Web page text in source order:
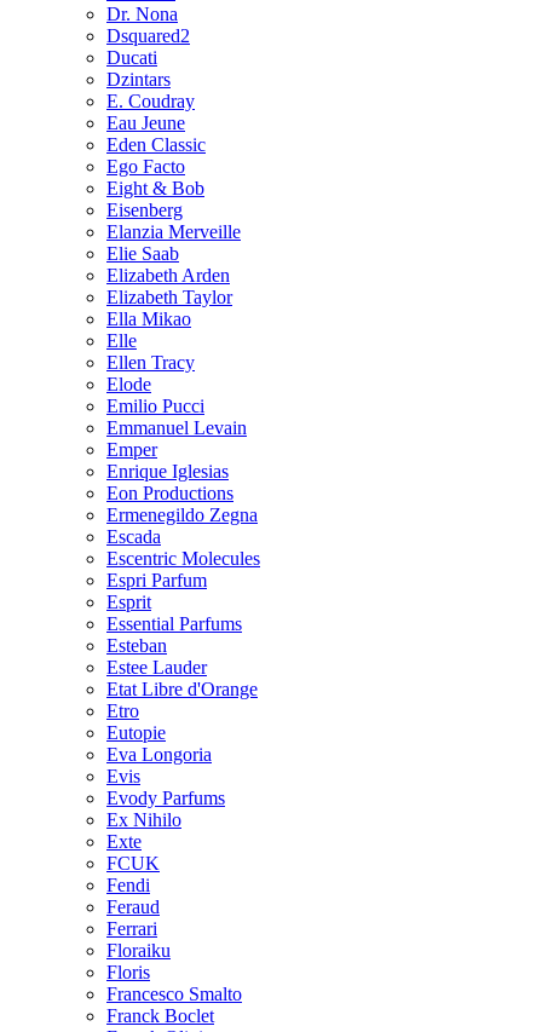
Dr. Nona
Dsquared2
Ducati
Dzintars
E. Coudray
Eau Jeune
Eden Classic
Ego Facto
Eight & Bob
Eisenberg
Elanzia Merveille
Elie Saab
Elizabeth Arden
Elizabeth Taylor
Ella Mikao
Elle
Ellen Tracy
Elode
Emilio Pucci
Emmanuel Levain
Emper
Enrique Iglesias
Eon Productions
Ermenegildo Zegna
Escada
Escentric Molecules
Espri Parfum
Esprit
Essential Parfums
Esteban
Estee Lauder
Etat Libre d'Orange
Etro
Eutopie
Eva Longoria
Evis
Evody Parfums
Ex Nihilo
Exte
FCUK
Fendi
Feraud
Ferrari
Floraiku
Floris
Francesco Smalto
Franck Boclet